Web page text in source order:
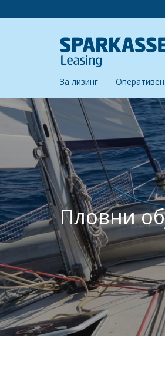
За лизинг
Пловни